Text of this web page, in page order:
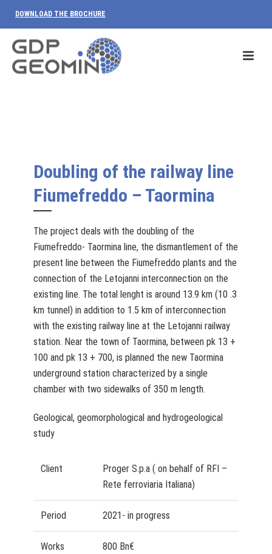
DOWNLOAD THE BROCHURE
Doubling of the railway line
Fiumefreddo – Taormina
The project deals with the doubling of the
Fiumefreddo- Taormina line, the dismantlement of the
present line between the Fiumefreddo plants and the
connection of the Letojanni interconnection on the
existing line. The total lenght is around 13.9 km (10 .3
km tunnel) in addition to 1.5 km of interconnection
with the existing railway line at the Letojanni railway
station. Near the town of Taormina, between pk 13 +
100 and pk 13 + 700, is planned the new Taormina
underground station characterized by a single
chamber with two sidewalks of 350 m length.
Geological, geomorphological and hydrogeological
study
Client
Proger S.p.a ( on behalf of RFI –
Rete ferroviaria Italiana)
Period 2021- in progress
Works
800 Bn€